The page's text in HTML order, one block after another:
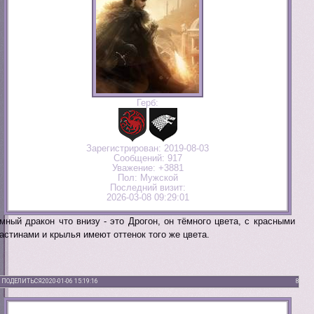
Герб:
Зарегистрирован: 2019-08-03
Сообщений: 917
Уважение: +3881
Пол: Мужской
Последний визит:
2026-03-08 09:29:01
дракон что внизу - это Дрогон, он тёмного цвета, с красными
и крылья имеют оттенок того же цвета.
ПОДЕЛИТЬСЯ 8
2020-01-06 15:19:16